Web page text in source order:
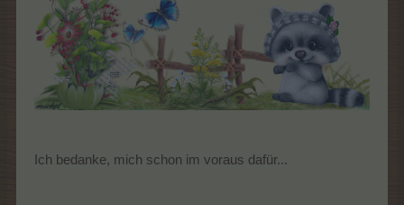
Ich bedanke, mich schon im voraus dafür...